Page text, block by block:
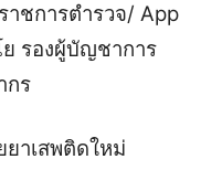
ชการตำรวจ/ App
รองผู้บัญชาการ
กร
าเสพติดใหม่